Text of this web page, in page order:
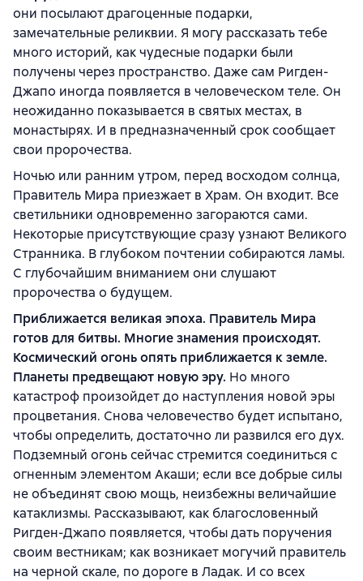
они посылают драгоценные подарки,
замечательные реликвии. Я могу рассказать тебе
много историй, как чудесные подарки были
получены через пространство. Даже сам Ригден-
Джапо иногда появляется в человеческом теле. Он
неожиданно показывается в святых местах, в
монастырях. И в предназначенный срок сообщает
свои пророчества.
Ночью или ранним утром, перед восходом солнца,
Правитель Мира приезжает в Храм. Он входит. Все
светильники одновременно загораются сами.
Некоторые присутствующие сразу узнают Великого
Странника. В глубоком почтении собираются ламы.
С глубочайшим вниманием они слушают
пророчества о будущем.
Приближается великая эпоха. Правитель Мира
готов для битвы. Многие знамения происходят.
Космический огонь опять приближается к земле.
Планеты предвещают новую эру. Но много
катастроф произойдет до наступления новой эры
процветания. Снова человечество будет испытано,
чтобы определить, достаточно ли развился его дух.
Подземный огонь сейчас стремится соединиться с
огненным элементом Акаши; если все добрые силы
не объединят свою мощь, неизбежны величайшие
катаклизмы. Рассказывают, как благословенный
Ригден-Джапо появляется, чтобы дать поручения
своим вестникам; как возникает могучий правитель
на черной скале, по дороге в Ладак. И со всех